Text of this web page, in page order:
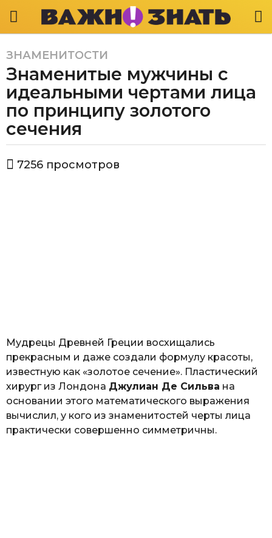
6
л
т
a
g
6
л
ЗНАМЕНИТОСТИ
Знаменитые мужчины с
идеальными чертами лица
по принципу золотого
сечения
в
7256 просмотров
Мудрецы Древней Греции восхищались
прекрасным и даже создали формулу красоты,
известную как «золотое сечение». Пластический
хирург из Лондона Джулиан Де Сильва на
основании этого математического выражения
вычислил, у кого из знаменитостей черты лица
практически совершенно симметричны.